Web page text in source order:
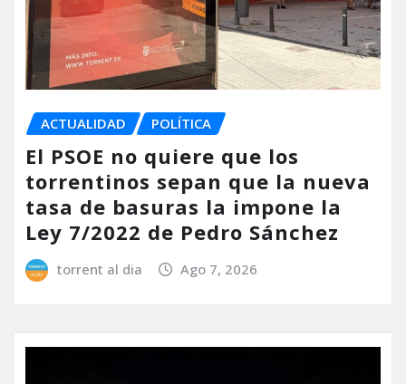
ACTUALIDAD POLÍTICA
El PSOE no quiere que los
torrentinos sepan que la nueva
tasa de basuras la impone la
Ley 7/2022 de Pedro Sánchez
torrent al dia Ago 7, 2026